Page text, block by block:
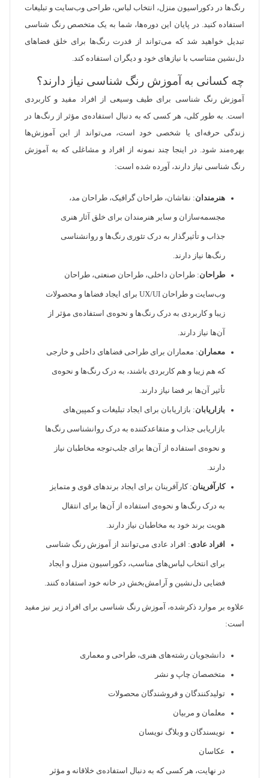
رنگ‌ها در دکوراسیون منزل، انتخاب لباس، طراحی وب‌سایت و تبلیغات
استفاده کنید. در پایان این دوره‌ها، شما به یک متخصص رنگ شناسی
تبدیل خواهید شد که می‌تواند از قدرت رنگ‌ها برای خلق فضاهای
دل‌نشین متناسب با نیازهای خود و دیگران استفاده کند.
چه کسانی به آموزش رنگ شناسی نیاز دارند؟
آموزش رنگ شناسی برای طیف وسیعی از افراد مفید و کاربردی
است. به طور کلی، هر کسی که به دنبال استفاده‌ی مؤثر از رنگ‌ها در
زندگی حرفه‌ای یا شخصی خود است، می‌تواند از این آموزش‌ها
بهره‌مند شود. در اینجا چند نمونه از افراد و مشاغلی که به آموزش
رنگ شناسی نیاز دارند، آورده شده است:
هنرمندان: نقاشان، طراحان گرافیک، طراحان مد،
مجسمه‌سازان و سایر هنرمندان برای خلق آثار هنری
جذاب و تأثیرگذار به درک تئوری رنگ‌ها و روانشناسی
رنگ‌ها نیاز دارند.
طراحان: طراحان داخلی، طراحان صنعتی، طراحان
وب‌سایت و طراحان UX/UI برای ایجاد فضاها و محصولات
زیبا و کاربردی به درک رنگ‌ها و نحوه‌ی استفاده‌ی مؤثر از
آن‌ها نیاز دارند.
معماران: معماران برای طراحی فضاهای داخلی و خارجی
که هم زیبا و هم کاربردی باشند، به درک رنگ‌ها و نحوه‌ی
تأثیر آن‌ها بر فضا نیاز دارند.
بازاریابان: بازاریابان برای ایجاد تبلیغات و کمپین‌های
بازاریابی جذاب و متقاعدکننده به درک روانشناسی رنگ‌ها
و نحوه‌ی استفاده از آن‌ها برای جلب‌توجه مخاطبان نیاز
دارند.
کارآفرینان: کارآفرینان برای ایجاد برندهای قوی و متمایز
به درک رنگ‌ها و نحوه‌ی استفاده از آن‌ها برای انتقال
هویت برند خود به مخاطبان نیاز دارند.
افراد عادی: افراد عادی می‌توانند از آموزش رنگ شناسی
برای انتخاب لباس‌های مناسب، دکوراسیون منزل و ایجاد
فضایی دل‌نشین و آرامش‌بخش در خانه خود استفاده کنند.
علاوه بر موارد ذکرشده، آموزش رنگ شناسی برای افراد زیر نیز مفید
است:
دانشجویان رشته‌های هنری، طراحی و معماری
متخصصان چاپ و نشر
تولیدکنندگان و فروشندگان محصولات
معلمان و مربیان
نویسندگان و وبلاگ نویسان
عکاسان
در نهایت، هر کسی که به دنبال استفاده‌ی خلاقانه و مؤثر